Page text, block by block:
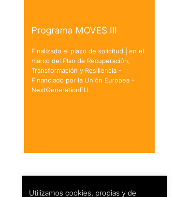
Programa MOVES III
Finalizado el plazo de solicitud | en el
marco del Plan de Recuperación,
Transformación y Resiliencia -
Financiado por la Unión Europea -
NextGenerationEU
Utilizamos cookies, propias y de